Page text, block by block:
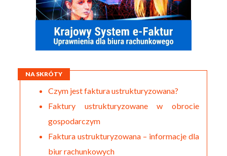
NA SKRÓTY
Czym jest faktura ustrukturyzowana?
Faktury ustrukturyzowane w obrocie
gospodarczym
Faktura ustrukturyzowana – informacje dla
biur rachunkowych